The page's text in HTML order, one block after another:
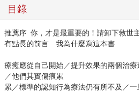
目錄
推薦序 你，才是最重要的！請卸下救世
有點長的前言 我為什麼寫這本書
療癒應從自己開始／提升效果的兩個治
／他們其實傷痕累
累／標準的認知行為療法仍有所不及／